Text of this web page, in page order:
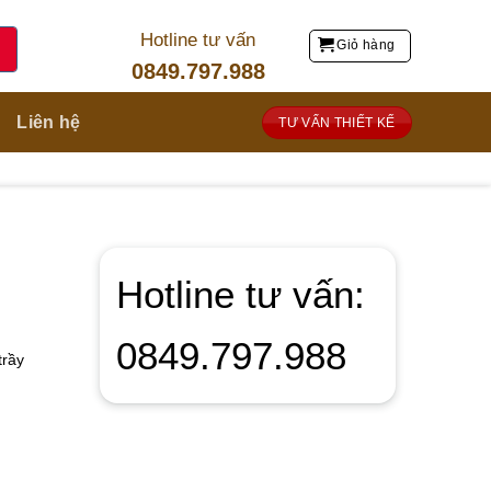
Hotline tư vấn
0849.797.988
Giỏ hàng
Liên hệ TƯ VẤN THIẾT KẾ
Hotline tư vấn:
0849.797.988